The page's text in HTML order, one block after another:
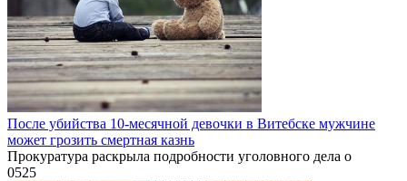
После убийства 10-месячной девочки в Витебске мужчине
может грозить смертная казнь
Прокуратура раскрыла подробности уголовного дела о
0525